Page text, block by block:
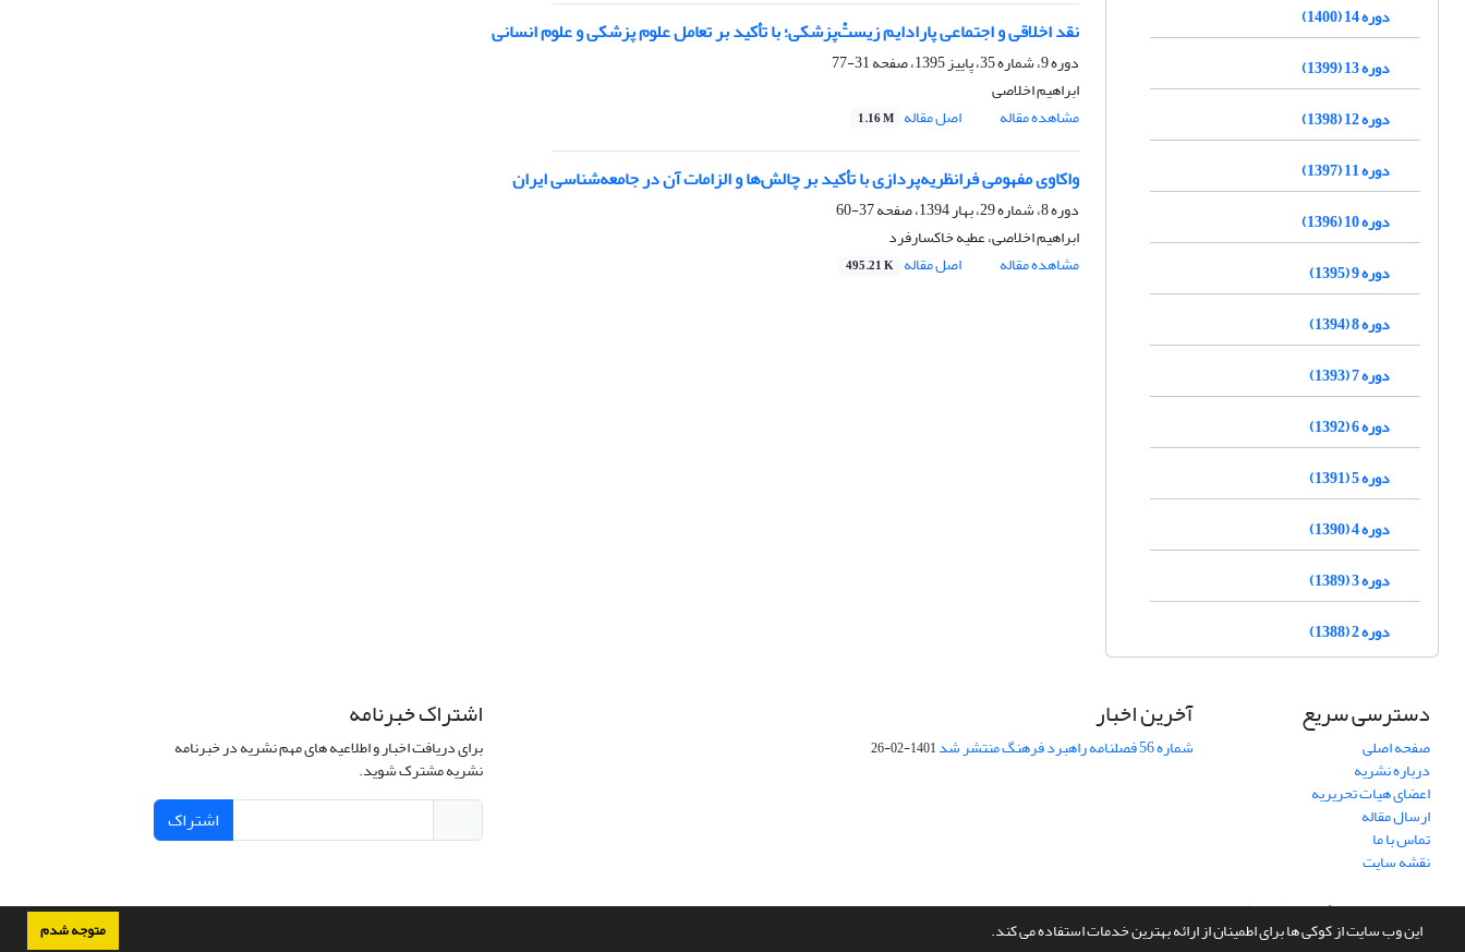
این وب سایت از کوکی ها برای اطمینان از ارائه بهترین خدمات استفاده می کند. متوجه شدم
نقد اخلاقی و اجتماعی پارادایم زیست‌ْپزشکی؛ با تأکید بر تعامل علوم پزشکی و علوم انسانی
دوره 9، شماره 35، پاییز 1395، صفحه
31-77
ابراهیم اخلاصی
مشاهده مقاله
اصل مقاله 1.16 M
واکاوی مفهومی فرانظریه‌پردازی با تأکید بر چالش‌ها و الزامات آن در جامعه‌شناسی ایران
دوره 8، شماره 29، بهار 1394، صفحه
37-60
ابراهیم اخلاصی، عطیه خاکسارفرد
مشاهده مقاله
اصل مقاله 495.21 K
دوره 14 (1400)
دوره 13 (1399)
دوره 12 (1398)
دوره 11 (1397)
دوره 10 (1396)
دوره 9 (1395)
دوره 8 (1394)
دوره 7 (1393)
دوره 6 (1392)
دوره 5 (1391)
دوره 4 (1390)
دوره 3 (1389)
دوره 2 (1388)
دسترسی سریع
صفحه اصلی
درباره نشریه
اعضای هیات تحریریه
ارسال مقاله
تماس با ما
نقشه سایت
آخرین اخبار
شماره 56 فصلنامه راهبرد فرهنگ منتشر شد 1401-02-26
اشتراک خبرنامه
برای دریافت اخبار و اطلاعیه های مهم نشریه در خبرنامه
نشریه مشترک شوید.
اشتراک
سامانه مدیریت نشریات علمی.طراحی و پیاده سازی ازسیناوب